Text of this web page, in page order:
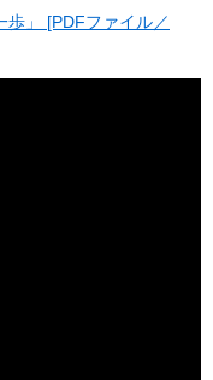
歩」 [PDFファイル／